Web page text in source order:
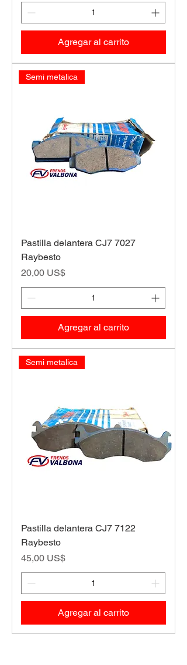
Agregar al carrito
Semi metalica
Pastilla delantera CJ7 7027
Raybesto
Precio
20,00 US$
Agregar al carrito
Semi metalica
Pastilla delantera CJ7 7122
Raybesto
Precio
45,00 US$
Agregar al carrito